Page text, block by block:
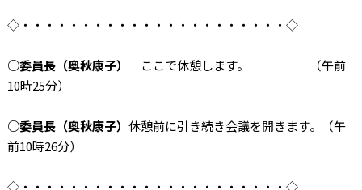
◇・・・・・・・・・・・・・・・・・・・・・・◇
○委員長（奥秋康子）
ここで休憩します。 （午前
10時25分）
○委員長（奥秋康子） 休憩前に引き続き会議を開きます。（午
前10時26分）
◇・・・・・・・・・・・・・・・・・・・・・・◇